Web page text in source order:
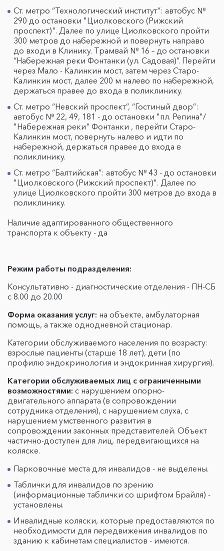
Ст. метро “Технологический институт”: автобус №
290 до остановки "Циолковского (Рижский
проспект)". Далее по улице Циолковского пройти
300 метров до набережной и повернуть направо
до входи в Клинику. Трамвай № 16 – до остановки
“Набережная реки Фонтанки (ул. Садовая)”. Перейти
через Мало - Калинкин мост, затем через Старо-
Калинкин мост, далее 200 м налево по набережной,
держаться правее до входа в поликлинику.
Ст. метро “Невский проспект”, “Гостиный двор”:
автобус № 22, 49, 181 - до остановки "пл. Репина"/
"Набережная реки" Фонтанки , перейти Старо-
Калинкин мост, повернуть налево и идти по
набережной, держаться правее до входа в
поликлинику.
Ст. метро “Балтийская”: автобус № 43 - до остановки
"Циолковского (Рижский проспект)". Далее по
улице Циолковского пройти 300 метров до входа в
поликлинику.
Наличие адаптированного общественного
транспорта к объекту - да
Режим работы подразделения:
Консультативно - диагностические отделения - ПН-СБ
с 8.00 до 20.00
Форма оказания услуг: на объекте, амбулаторная
помощь, а также однодневной стационар.
Категории обслуживаемого населения по возрасту:
взрослые пациенты (старше 18 лет), дети (по
профилю эндокринология и эндокринная хирургия).
Категории обслуживаемых лиц с ограниченными
возможностями: с нарушением опорно-
двигательного аппарата (в сопровождении
сотрудника отделения), с нарушением слуха, с
нарушением умственного развития в
сопровождении законных представителей. Объект
частично-доступен для лиц, передвигающихся на
коляске.
Парковочные места для инвалидов - не выделены.
Таблички для инвалидов по зрению
(информационные таблички со шрифтом Брайля) -
установлены.
Инвалидные коляски, которые предоставляются по
необходимости для передвижения инвалидов по
зданию к кабинетам специалистов - имеются.